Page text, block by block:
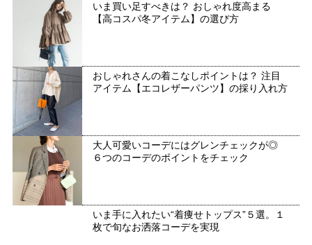
いま買い足すべきは？ おしゃれ度高まる
【高コスパ冬アイテム】の選び方
おしゃれさんの着こなしポイントは？ 注目
アイテム【エコレザーパンツ】の採り入れ方
大人可愛いコーデにはグレンチェックが◎
６つのコーデのポイントをチェック
いま手に入れたい“着痩せトップス”５選。１
枚で旬なお洒落コーデを実現